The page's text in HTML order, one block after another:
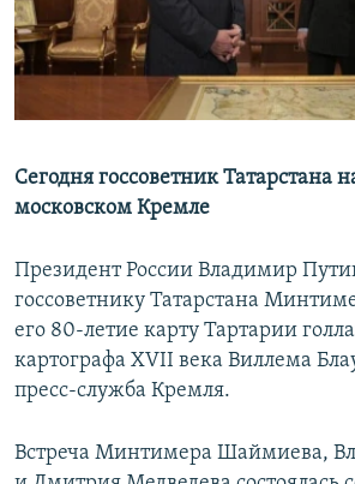
СОЦИАЛЬНЫЕ СЕТИ
Все сайты РСЕ/РС
Сегодня госсоветник Татарстана
московском Кремле
Президент России Владимир
госсоветнику Татарстана
его 80-летие карту Тартарии
картографа XVII века Виллема
пресс-служба Кремля.
Встреча Минтимера Шаймиева,